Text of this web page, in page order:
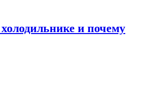
и почему